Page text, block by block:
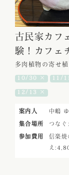
古民家カフ
験！カフェ
多肉植物の寄せ
10/30 × 11/
12/13 ×
案内人 中嶋
集合場所 つな
参加費用 信楽
え